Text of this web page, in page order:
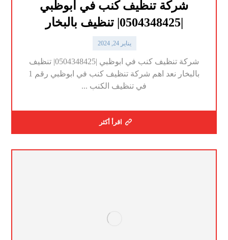
شركة تنظيف كنب في ابوظبي
|0504348425| تنظيف بالبخار
يناير 24, 2024
شركة تنظيف كنب في ابوظبي |0504348425| تنظيف
بالبخار نعد اهم شركة تنظيف كنب في ابوظبي رقم 1
في تنظيف الكنب ...
اقرأ أكثر